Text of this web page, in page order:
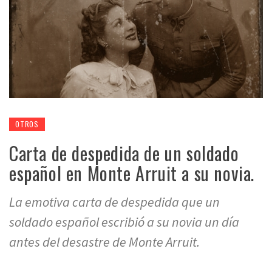
OTROS
Carta de despedida de un soldado
español en Monte Arruit a su novia.
La emotiva carta de despedida que un
soldado español escribió a su novia un día
antes del desastre de Monte Arruit.